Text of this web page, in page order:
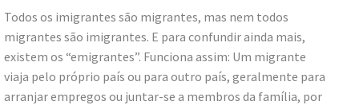
Todos os imigrantes são migrantes, mas nem todos
migrantes são imigrantes. E para confundir ainda mais,
existem os “emigrantes”. Funciona assim: Um migrante
viaja pelo próprio país ou para outro país, geralmente para
arranjar empregos ou juntar-se a membros da família, por